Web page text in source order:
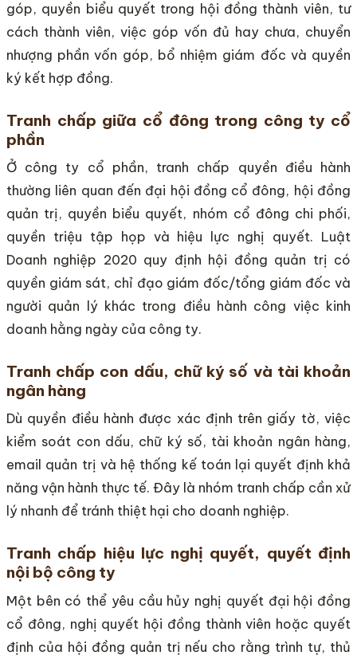
góp, quyền biểu quyết trong hội đồng thành viên, tư
cách thành viên, việc góp vốn đủ hay chưa, chuyển
nhượng phần vốn góp, bổ nhiệm giám đốc và quyền
ký kết hợp đồng.
Tranh chấp giữa cổ đông trong công ty cổ
phần
Ở công ty cổ phần, tranh chấp quyền điều hành
thường liên quan đến đại hội đồng cổ đông, hội đồng
quản trị, quyền biểu quyết, nhóm cổ đông chi phối,
quyền triệu tập họp và hiệu lực nghị quyết. Luật
Doanh nghiệp 2020 quy định hội đồng quản trị có
quyền giám sát, chỉ đạo giám đốc/tổng giám đốc và
người quản lý khác trong điều hành công việc kinh
doanh hằng ngày của công ty.
Tranh chấp con dấu, chữ ký số và tài khoản
ngân hàng
Dù quyền điều hành được xác định trên giấy tờ, việc
kiểm soát con dấu, chữ ký số, tài khoản ngân hàng,
email quản trị và hệ thống kế toán lại quyết định khả
năng vận hành thực tế. Đây là nhóm tranh chấp cần xử
lý nhanh để tránh thiệt hại cho doanh nghiệp.
Tranh chấp hiệu lực nghị quyết, quyết định
nội bộ công ty
Một bên có thể yêu cầu hủy nghị quyết đại hội đồng
cổ đông, nghị quyết hội đồng thành viên hoặc quyết
định của hội đồng quản trị nếu cho rằng trình tự, thủ